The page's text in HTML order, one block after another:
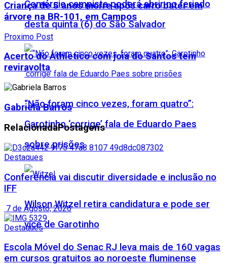
Comércio campista poderá abrir no feriado
desta quinta (6) do São Salvador
“Não foram cinco vezes, foram quatro”:
Garotinho ‘corrige’ fala de Eduardo Paes
sobre prisões
Wilson Witzel retira candidatura e pode ser
vice de Garotinho
Criança de 5 anos morre após carro bater em
árvore na BR-101, em Campos
Proximo Post
Acerto do Athletico com joia do Santos tem
reviravolta
Gabriela Barros
RelacionadaPostagens
Destaques
Conferência vai discutir diversidade e inclusão no
IFF
7 de Agosto, 2026
Destaques
Escola Móvel do Senac RJ leva mais de 160 vagas
em cursos gratuitos ao noroeste fluminense